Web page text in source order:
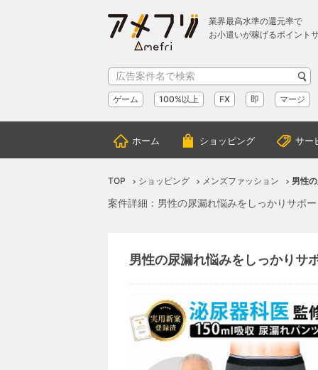
業界最高水準の還元率で
お小遣いが稼げるポイント
ゲーム 100%以上 FX 即 マージ
ホーム ショッピング サー
TOP ショッピング メンズファッション 男性
案件詳細：男性の尿漏れ悩みをしっかりサポ
男性の尿漏れ悩みをしっかりサ